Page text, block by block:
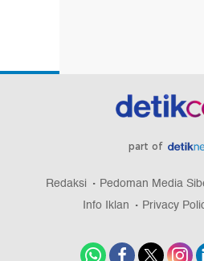
part of
Redaksi Pedoman Media
Info Iklan
Privacy